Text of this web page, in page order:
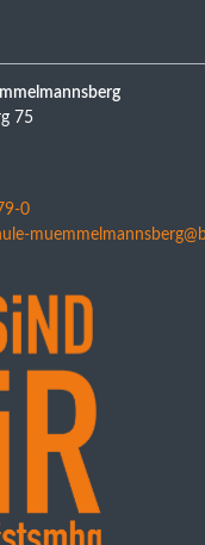
75
0